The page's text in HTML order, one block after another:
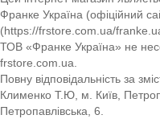
Франке Україна (офіційний
(https://frstore.com.ua/
ТОВ «Франке Україна» не несе
frstore.com.ua.
Повну відповідальність за
Клименко Т.Ю, м. Київ,
Петропавлівська, 6.